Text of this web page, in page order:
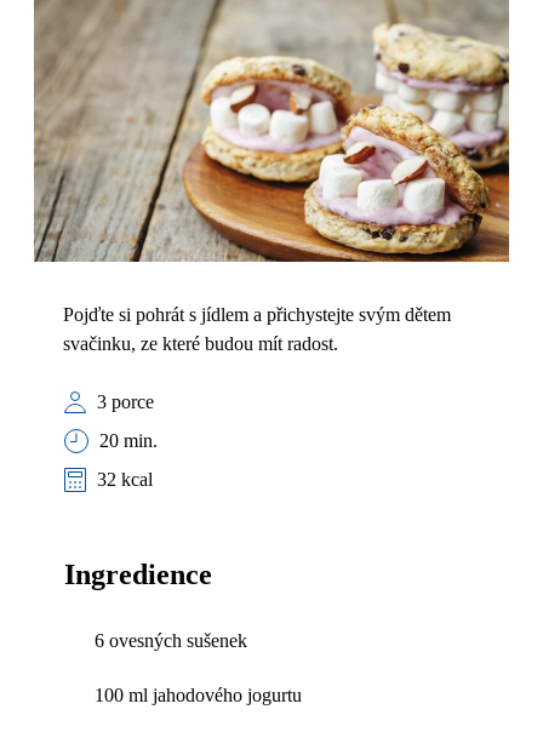
Pojďte si pohrát s jídlem a přichystejte svým dětem
svačinku, ze které budou mít radost.
3 porce
20 min.
32 kcal
Ingredience
6 ovesných sušenek
100 ml jahodového jogurtu